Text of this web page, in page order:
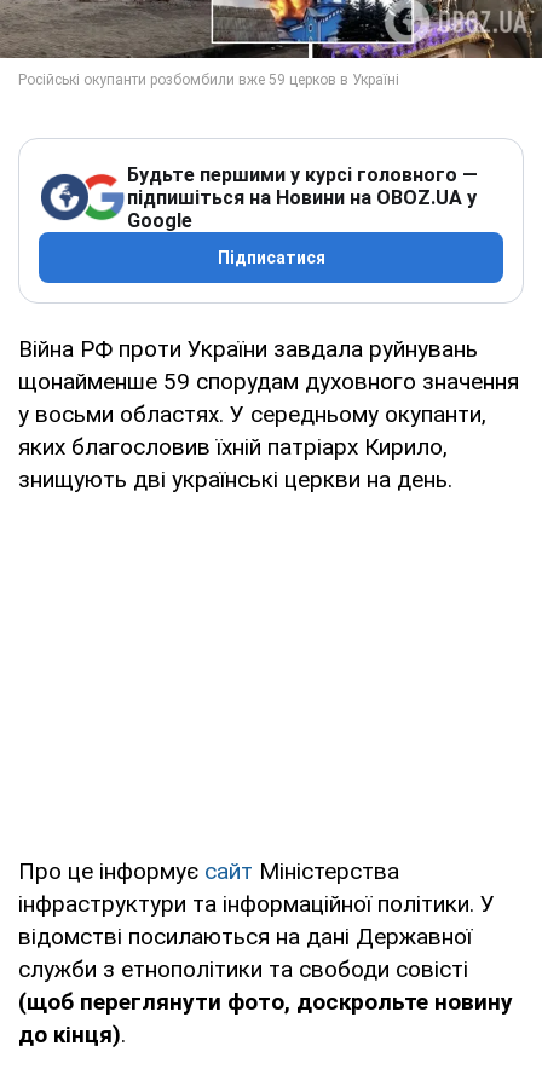
Будьте першими у курсі головного —
підпишіться на Новини на OBOZ.UA у
Google
Підписатися
Війна РФ проти України завдала руйнувань
щонайменше 59 спорудам духовного значення
у восьми областях. У середньому окупанти,
яких благословив їхній патріарх Кирило,
знищують дві українські церкви на день.
Про це інформує сайт Міністерства
інфраструктури та інформаційної політики. У
відомстві посилаються на дані Державної
служби з етнополітики та свободи совісті
(щоб переглянути фото, доскрольте новину
до кінця).